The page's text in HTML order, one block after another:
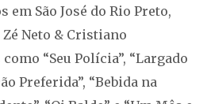
em São José do Rio Preto,
Neto & Cristiano
“Seu Polícia”, “Largado
Preferida”, “Bebida na